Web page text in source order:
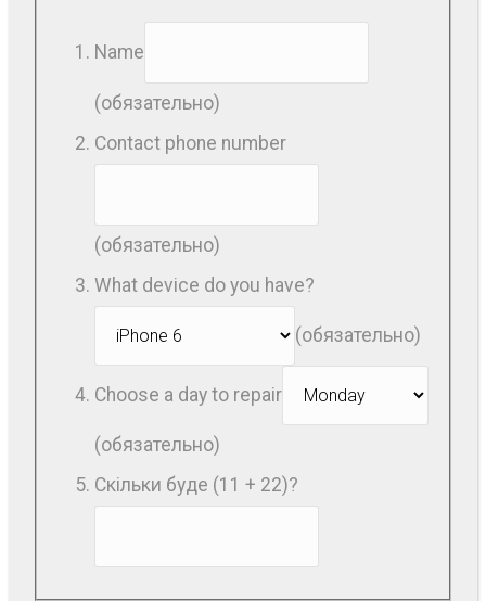
Name
(обязательно)
Contact phone number
(обязательно)
What device do you have?
(обязательно)
Choose a day to repair
(обязательно)
Скільки буде (11 + 22)?